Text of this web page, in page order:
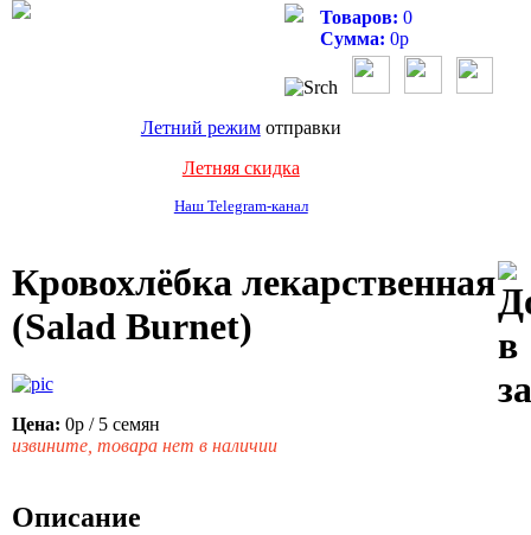
Товаров: 0
Сумма: 0р
Летний режимотправки
Летняя скидка
Наш Telegram-канал
Кровохлёбка лекарственная
(Salad Burnet)
Цена: 0р / 5 семян
извините, товара нет в наличии
Описание